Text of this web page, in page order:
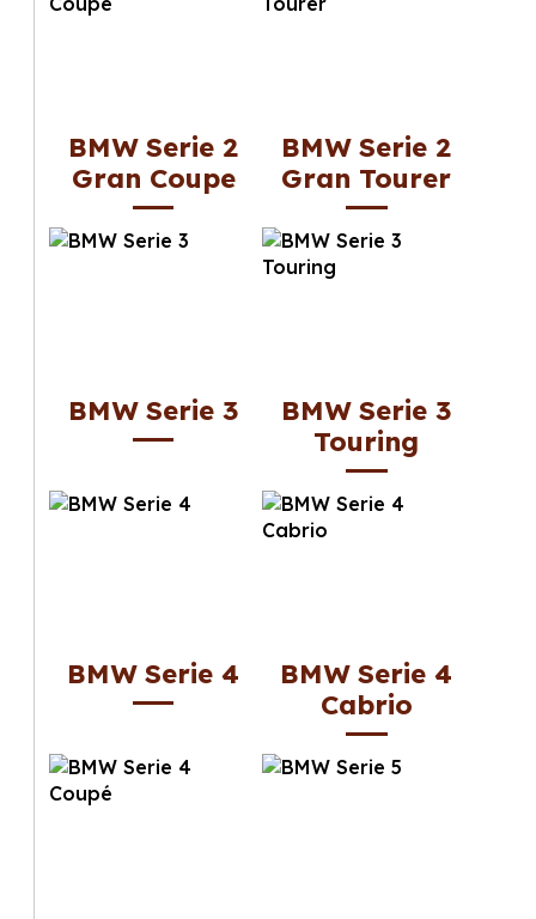
BMW Serie 2
Gran Coupe
BMW Serie 2
Gran Tourer
BMW Serie 3
BMW Serie 3
Touring
BMW Serie 4
BMW Serie 4
Cabrio